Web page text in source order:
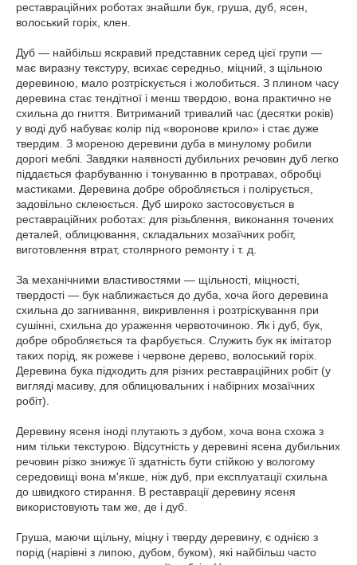
реставраційних роботах знайшли бук, груша, дуб, ясен,
волоський горіх, клен.
Дуб — найбільш яскравий представник серед цієї групи —
має виразну текстуру, всихає середньо, міцний, з щільною
деревиною, мало розтріскується і жолобиться. З плином часу
деревина стає тендітної і менш твердою, вона практично не
схильна до гниття. Витриманий тривалий час (десятки років)
у воді дуб набуває колір під «воронове крило» і стає дуже
твердим. З мореною деревини дуба в минулому робили
дорогі меблі. Завдяки наявності дубильних речовин дуб легко
піддається фарбуванню і тонуванню в протравах, обробці
мастиками. Деревина добре обробляється і полірується,
задовільно склеюється. Дуб широко застосовується в
реставраційних роботах: для різьблення, виконання точених
деталей, облицювання, складальних мозаїчних робіт,
виготовлення втрат, столярного ремонту і т. д.
За механічними властивостями — щільності, міцності,
твердості — бук наближається до дуба, хоча його деревина
схильна до загнивання, викривлення і розтріскування при
сушінні, схильна до ураження червоточиною. Як і дуб, бук,
добре обробляється та фарбується. Служить бук як імітатор
таких порід, як рожеве і червоне дерево, волоський горіх.
Деревина бука підходить для різних реставраційних робіт (у
вигляді масиву, для облицювальних і набірних мозаїчних
робіт).
Деревину ясеня іноді плутають з дубом, хоча вона схожа з
ним тільки текстурою. Відсутність у деревині ясена дубильних
речовин різко знижує її здатність бути стійкою у вологому
середовищі вона м'якше, ніж дуб, при експлуатації схильна
до швидкого стирання. В реставрації деревину ясеня
використовують там же, де і дуб.
Груша, маючи щільну, міцну і тверду деревину, є однією з
порід (нарівні з липою, дубом, буком), які найбільш часто